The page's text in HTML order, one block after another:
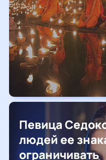
Певица
людей ее
ограничивать